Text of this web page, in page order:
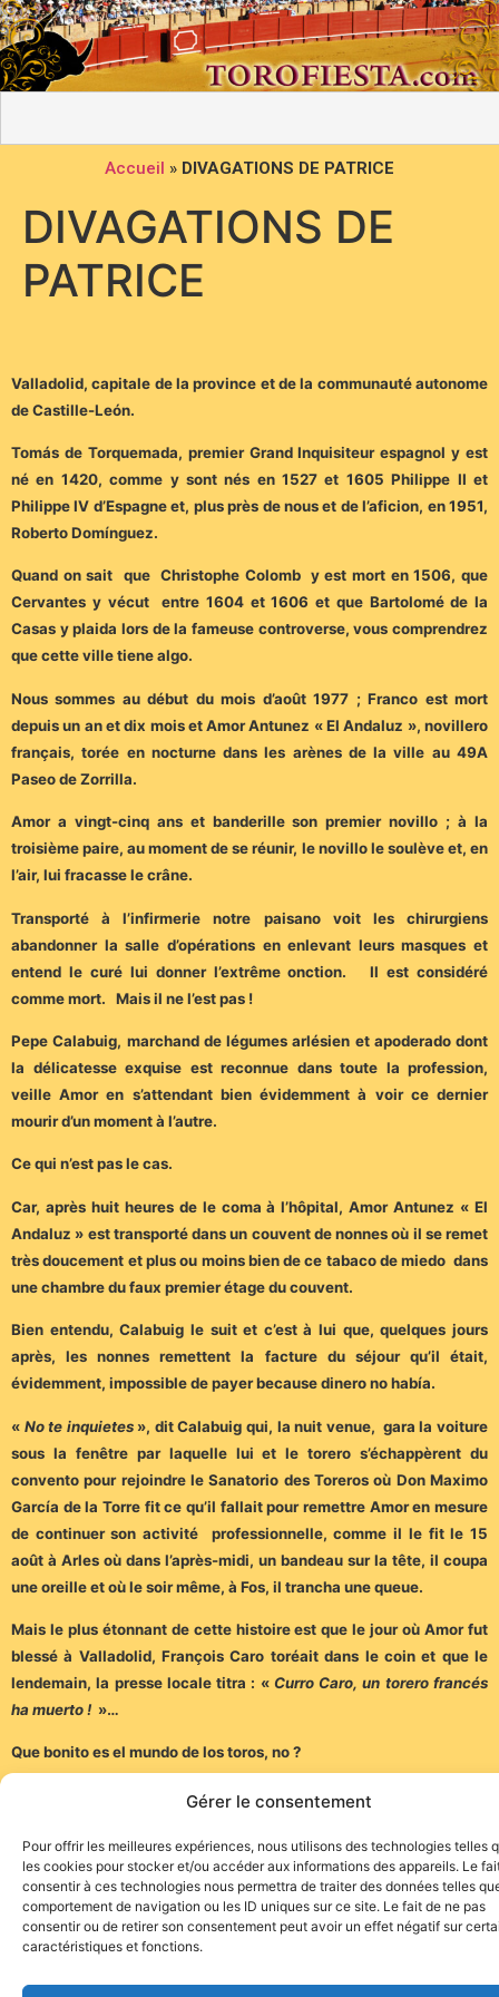
Gérer le consentement
Pour offrir les meilleures expériences, nous utilisons des technologies telles
les cookies pour stocker et/ou accéder aux informations des appareils. Le
consentir à ces technologies nous permettra de traiter des données telles
comportement de navigation ou les ID uniques sur ce site. Le fait de ne pas
consentir ou de retirer son consentement peut avoir un effet négatif sur
caractéristiques et fonctions.
Accueil » DIVAGATIONS DE PATRICE
DIVAGATIONS DE
PATRICE
Valladolid, capitale de la province et de la communauté autonome
de Castille-León.
Tomás de Torquemada, premier Grand Inquisiteur espagnol y est
né en 1420, comme y sont nés en 1527 et 1605 Philippe II et
Philippe IV d’Espagne et, plus près de nous et de l’aficion, en 1951,
Roberto Domínguez.
Quand on sait que Christophe Colomb y est mort en 1506, que
Cervantes y vécut entre 1604 et 1606 et que Bartolomé de la
Casas y plaida lors de la fameuse controverse, vous comprendrez
que cette ville tiene algo.
Nous sommes au début du mois d’août 1977 ; Franco est mort
depuis un an et dix mois et Amor Antunez « El Andaluz », novillero
français, torée en nocturne dans les arènes de la ville au 49A
Paseo de Zorrilla.
Amor a vingt-cinq ans et banderille son premier novillo ; à la
troisième paire, au moment de se réunir, le novillo le soulève et, en
l’air, lui fracasse le crâne.
Transporté à l’infirmerie notre paisano voit les chirurgiens
abandonner la salle d’opérations en enlevant leurs masques et
entend le curé lui donner l’extrême onction. Il est considéré
comme mort. Mais il ne l’est pas !
Pepe Calabuig, marchand de légumes arlésien et apoderado dont
la délicatesse exquise est reconnue dans toute la profession,
veille Amor en s’attendant bien évidemment à voir ce dernier
mourir d’un moment à l’autre.
Ce qui n’est pas le cas.
Car, après huit heures de le coma à l’hôpital, Amor Antunez « El
Andaluz » est transporté dans un couvent de nonnes où il se remet
très doucement et plus ou moins bien de ce tabaco de miedo dans
une chambre du faux premier étage du couvent.
Bien entendu, Calabuig le suit et c’est à lui que, quelques jours
après, les nonnes remettent la facture du séjour qu’il était,
évidemment, impossible de payer because dinero no había.
« No te inquietes», dit Calabuig qui, la nuit venue, gara la voiture
sous la fenêtre par laquelle lui et le torero s’échappèrent du
convento pour rejoindre le Sanatorio des Toreros où Don Maximo
García de la Torre fit ce qu’il fallait pour remettre Amor en mesure
de continuer son activité professionnelle, comme il le fit le 15
août à Arles où dans l’après-midi, un bandeau sur la tête, il coupa
une oreille et où le soir même, à Fos, il trancha une queue.
Mais le plus étonnant de cette histoire est que le jour où Amor fut
blessé à Valladolid, François Caro toréait dans le coin et que le
lendemain, la presse locale titra : «Curro Caro, un torero francés
ha muerto ! »…
Que bonito es el mundo de los toros, no ?
Site de l'association TOROFIESTA